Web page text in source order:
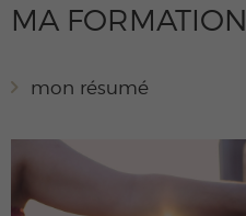
MA FORMATION
mon résumé